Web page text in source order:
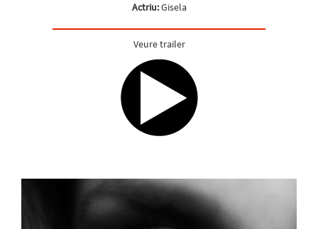
Actriu:Gisela
Veure trailer